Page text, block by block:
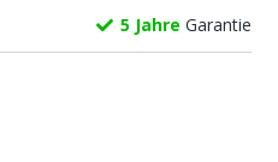
5 Jahre Garantie